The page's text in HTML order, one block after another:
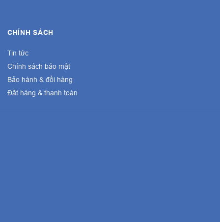
CHÍNH SÁCH
Tin tức
Chính sách bảo mật
Bảo hành & đổi hàng
Đặt hàng & thanh toán